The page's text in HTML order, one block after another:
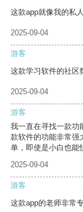
这款app就像我的私
2025-09-04
游客
这款学习软件的社区
2025-09-04
游客
我一直在寻找一款功
款软件的功能非常强
单，即使是小白也能
2025-09-04
游客
这款app的老师非常